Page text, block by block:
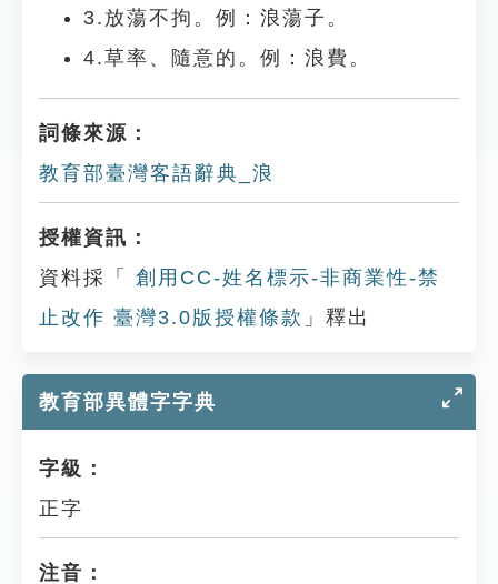
3.放蕩不拘。例：浪蕩子。
4.草率、隨意的。例：浪費。
詞條來源：
教育部臺灣客語辭典_浪
授權資訊：
資料採「
創用CC-姓名標示-非商業性-禁
止改作 臺灣3.0版授權條款 」釋出
教育部異體字字典
字級：
正字
注音：